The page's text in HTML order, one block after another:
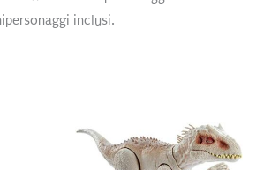
inclusi.